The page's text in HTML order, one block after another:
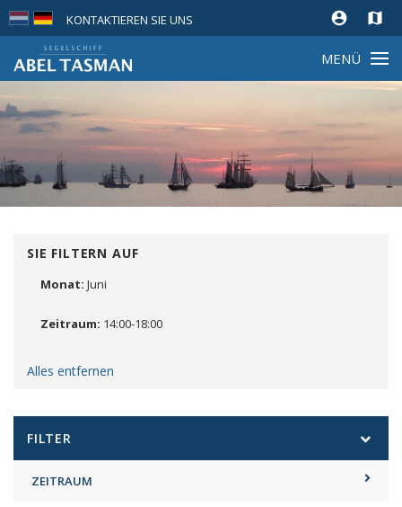
account_circle map
KONTAKTIEREN SIE UNS
MENÜ
SIE FILTERN AUF
Monat: Juni
Zeitraum: 14:00-18:00
Alles entfernen
FILTER
ZEITRAUM